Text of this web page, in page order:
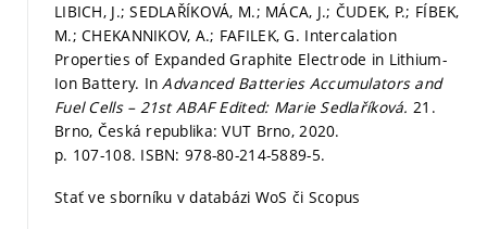
LIBICH, J.; SEDLAŘÍKOVÁ, M.; MÁCA, J.; ČUDEK, P.; FÍBEK,
M.; CHEKANNIKOV, A.; FAFILEK, G. Intercalation
Properties of Expanded Graphite Electrode in Lithium-
Ion Battery. InAdvanced Batteries Accumulators and
Fuel Cells – 21st ABAF Edited: Marie Sedlaříková. 21.
Brno, Česká republika: VUT Brno, 2020.
p. 107-108. ISBN: 978-80-214-5889-5.
Stať ve sborníku v databázi WoS či Scopus